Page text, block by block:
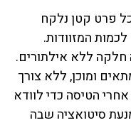
פרט קטן נלקח
המזוודות.
חלקה ללא אילתורים.
ומוכן, ללא צורך
הטיסה כדי לוודא
סיטואציה שבה